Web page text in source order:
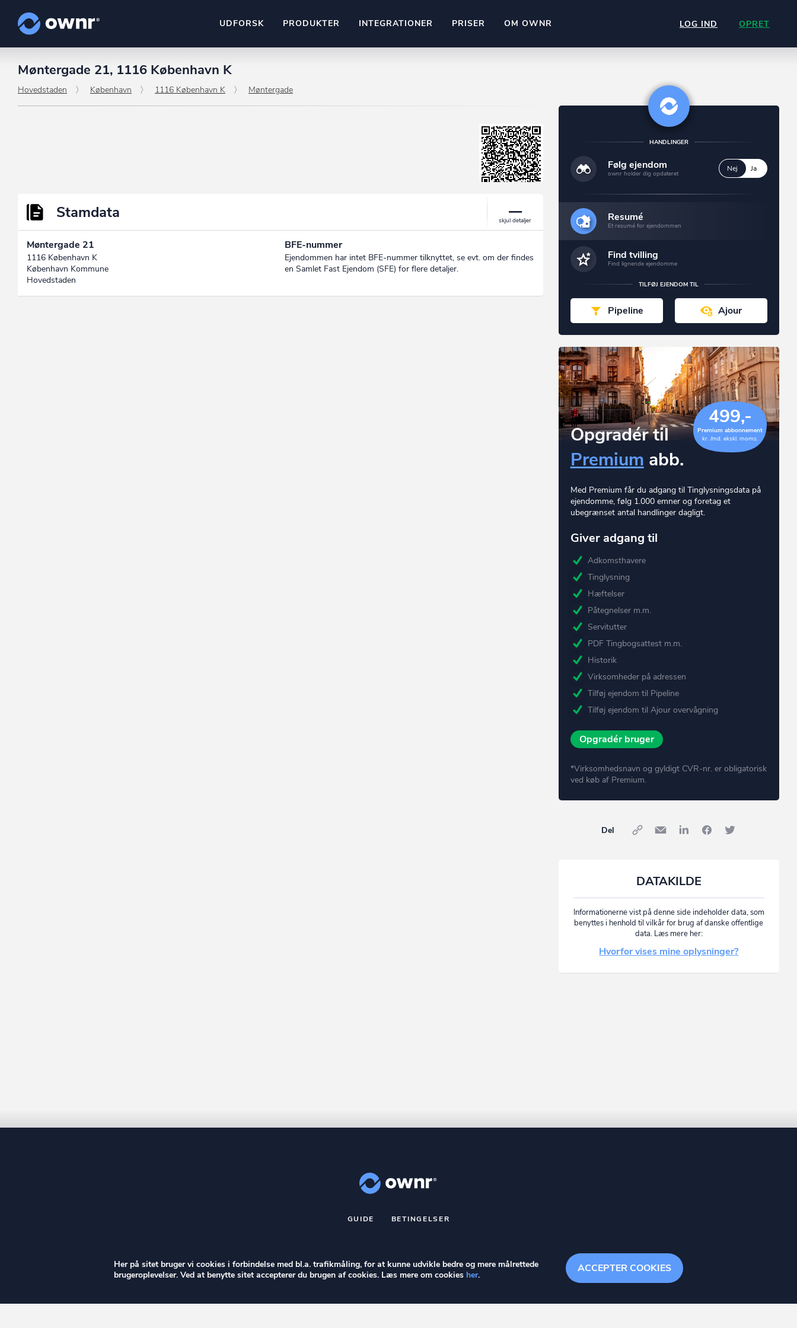
UDFORSK PRODUKTER
ownr Insights
INTEGRATIONER PRISER OM OWNR LOG IND OPRET
Møntergade 21, 1116 København K
Hovedstaden København 1116 København K Møntergade
Stamdata
Møntergade 21
1116 København K
København Kommune
Hovedstaden
BFE-nummer
Ejendommen har intet BFE-nummer tilknyttet, se evt. om der findes
en Samlet Fast Ejendom (SFE) for flere detaljer.
HANDLINGER
Følg ejendom
ownr holder dig opdateret
Nej Ja
Resumé
Et resumé for ejendommen
Find tvilling
Find lignende ejendomme
TILFØJ EJENDOM TIL
Pipeline Ajour
499,-
Premium abbonnement
kr. /md. ekskl. moms.
Opgradér til
Premium abb.
Med Premium får du adgang til Tinglysningsdata på
ejendomme, følg 1.000 emner og foretag et
ubegrænset antal handlinger dagligt.
Giver adgang til
Adkomsthavere
Tinglysning
Hæftelser
Påtegnelser m.m.
Servitutter
PDF Tingbogsattest m.m.
Historik
Virksomheder på adressen
Tilføj ejendom til Pipeline
Tilføj ejendom til Ajour overvågning
Opgradér bruger
*Virksomhedsnavn og gyldigt CVR-nr. er obligatorisk
ved køb af Premium.
Del
DATAKILDE
Informationerne vist på denne side indeholder data, som
benyttes i henhold til vilkår for brug af danske offentlige
data. Læs mere her:
Hvorfor vises mine oplysninger?
GUIDE BETINGELSER
Stationsparken 26. 2., 2600 Glostrup, info@ownr.dk
ACCEPTER COOKIES
Her på sitet bruger vi cookies i forbindelse med bl.a. trafikmåling, for at kunne udvikle bedre og mere målrettede
brugeroplevelser. Ved at benytte sitet accepterer du brugen af cookies. Læs mere om cookies her.